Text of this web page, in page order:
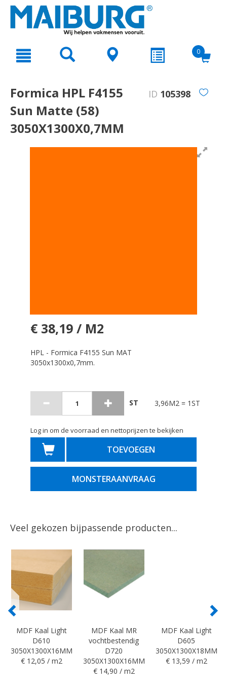
text.skipToNavigation
0
Formica HPL F4155
Sun Matte (58)
3050X1300X0,7MM
ID 105398
€ 38,19 / M2
HPL - Formica F4155 Sun MAT
3050x1300x0,7mm.
ST 3,96M2 = 1ST
Log in om de voorraad en nettoprijzen te bekijken
TOEVOEGEN
MONSTERAANVRAAG
Veel gekozen bijpassende producten...
MDF Kaal Light
D610
3050X1300X16MM
€ 12,05 / m2
MDF Kaal MR
vochtbestendig
D720
3050X1300X16MM
€ 14,90 / m2
MDF Kaal Light
D605
3050X1300X18MM
€ 13,59 / m2